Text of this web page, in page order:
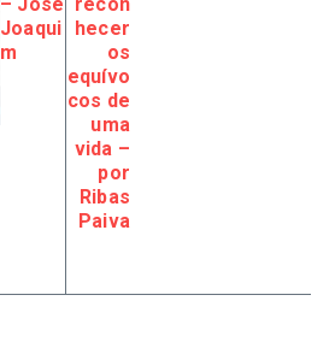
Joaqui
m
hecer
os
equívo
cos de
uma
vida –
por
Ribas
Paiva